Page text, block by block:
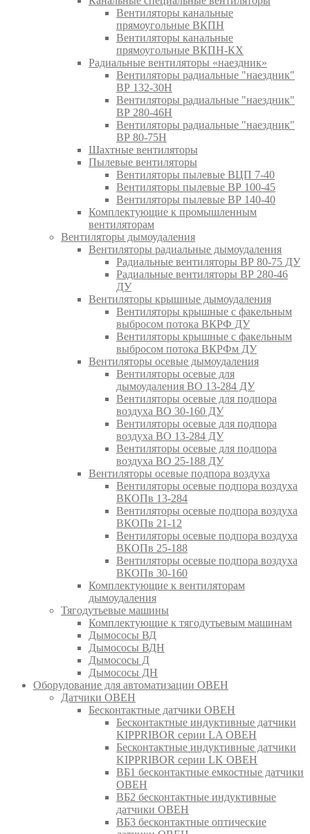
Вентиляторы канальные
прямоугольные ВКПН
Вентиляторы канальные
прямоугольные ВКПН-КХ
Радиальные вентиляторы «наездник»
Вентиляторы радиальные "наездник"
ВР 132-30Н
Вентиляторы радиальные "наездник"
ВР 280-46Н
Вентиляторы радиальные "наездник"
ВР 80-75Н
Шахтные вентиляторы
Пылевые вентиляторы
Вентиляторы пылевые ВЦП 7-40
Вентиляторы пылевые ВР 100-45
Вентиляторы пылевые ВР 140-40
Комплектующие к промышленным
вентиляторам
Вентиляторы дымоудаления
Вентиляторы радиальные дымоудаления
Радиальные вентиляторы ВР 80-75 ДУ
Радиальные вентиляторы ВР 280-46
ДУ
Вентиляторы крышные дымоудаления
Вентиляторы крышные с факельным
выбросом потока ВКРФ ДУ
Вентиляторы крышные с факельным
выбросом потока ВКРФм ДУ
Вентиляторы осевые дымоудаления
Вентиляторы осевые для
дымоудаления ВО 13-284 ДУ
Вентиляторы осевые для подпора
воздуха ВО 30-160 ДУ
Вентиляторы осевые для подпора
воздуха ВО 13-284 ДУ
Вентиляторы осевые для подпора
воздуха ВО 25-188 ДУ
Вентиляторы осевые подпора воздуха
Вентиляторы осевые подпора воздуха
ВКОПв 13-284
Вентиляторы осевые подпора воздуха
ВКОПв 21-12
Вентиляторы осевые подпора воздуха
ВКОПв 25-188
Вентиляторы осевые подпора воздуха
ВКОПв 30-160
Комплектующие к вентиляторам
дымоудаления
Тягодутьевые машины
Комплектующие к тягодутьевым машинам
Дымососы ВД
Дымососы ВДН
Дымососы Д
Дымососы ДН
Оборудование для автоматизации ОВЕН
Датчики ОВЕН
Бесконтактные датчики ОВЕН
Бесконтактные индуктивные датчики
KIPPRIBOR серии LA ОВЕН
Бесконтактные индуктивные датчики
KIPPRIBOR серии LK ОВЕН
ВБ1 бесконтактные емкостные датчики
ОВЕН
ВБ2 бесконтактные индуктивные
датчики ОВЕН
ВБ3 бесконтактные оптические